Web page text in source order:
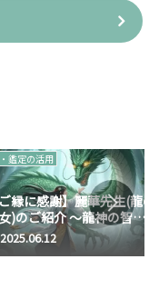
鑑定の活用
縁に感謝】麗華先生(龍の
)のご紹介 ～龍神の智慧
ろす癒やし人～
2025.06.12